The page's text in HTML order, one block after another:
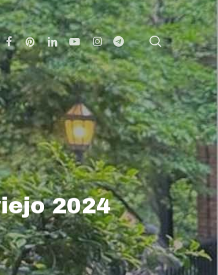
PinterestLinkedinYoutubeInstagram
Telegram search
2024